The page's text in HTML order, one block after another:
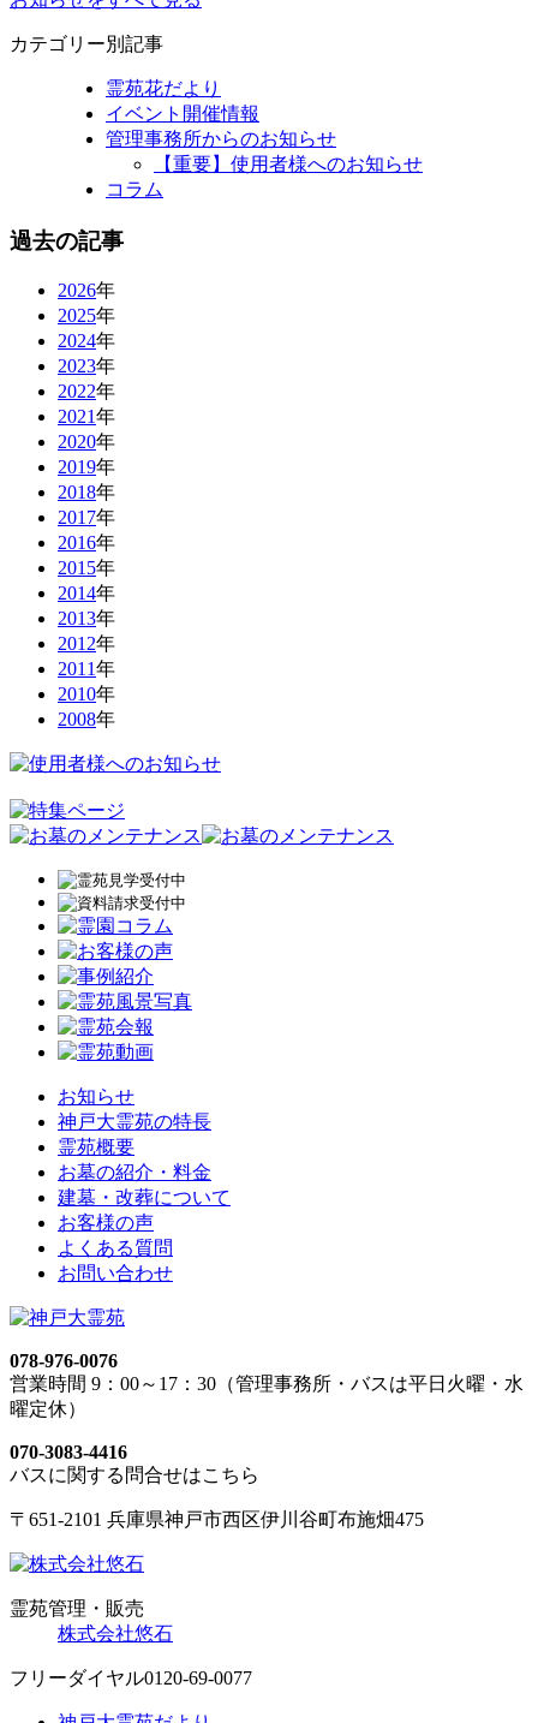
カテゴリー別記事
霊苑花だより
イベント開催情報
管理事務所からのお知らせ
【重要】使用者様へのお知らせ
コラム
過去の記事
2026年
2025年
2024年
2023年
2022年
2021年
2020年
2019年
2018年
2017年
2016年
2015年
2014年
2013年
2012年
2011年
2010年
2008年
お知らせ
神戸大霊苑の特長
霊苑概要
お墓の紹介・料金
建墓・改葬について
お客様の声
よくある質問
お問い合わせ
078-976-0076
営業時間 9：00～17：30（管理事務所・バスは平日火曜・水
曜定休）
070-3083-4416
バスに関する問合せはこちら
〒651-2101 兵庫県神戸市西区伊川谷町布施畑475
霊苑管理・販売
株式会社悠石
フリーダイヤル0120-69-0077